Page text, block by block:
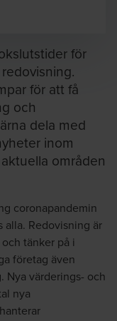
för
för att få
och
dela med
inom
områden
coronapandemin
alla. Redovisning är
tänker på i
företag även
Nya värderings- och
nya
Specialist /